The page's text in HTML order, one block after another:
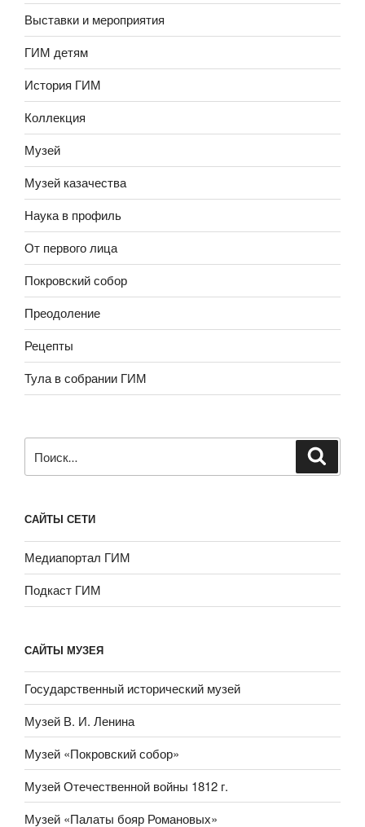
Выставки и мероприятия
ГИМ детям
История ГИМ
Коллекция
Музей
Музей казачества
Наука в профиль
От первого лица
Покровский собор
Преодоление
Рецепты
Тула в собрании ГИМ
САЙТЫ СЕТИ
Медиапортал ГИМ
Подкаст ГИМ
САЙТЫ МУЗЕЯ
Государственный исторический музей
Музей В. И. Ленина
Музей «Покровский собор»
Музей Отечественной войны 1812 г.
Музей «Палаты бояр Романовых»